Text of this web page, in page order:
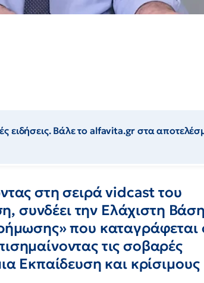
ειδήσεις. Βάλε το alfavita.gr στα
στη σειρά vidcast του
συνδέει την Ελάχιστη Βάση
που καταγράφεται
τις σοβαρές
Εκπαίδευση και κρίσιμους